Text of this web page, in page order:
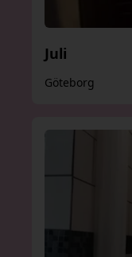
Juli
Göteborg